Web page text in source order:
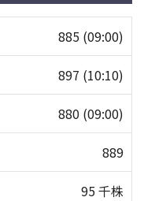
885 (09:00)
897 (10:10)
880 (09:00)
889
95 千株